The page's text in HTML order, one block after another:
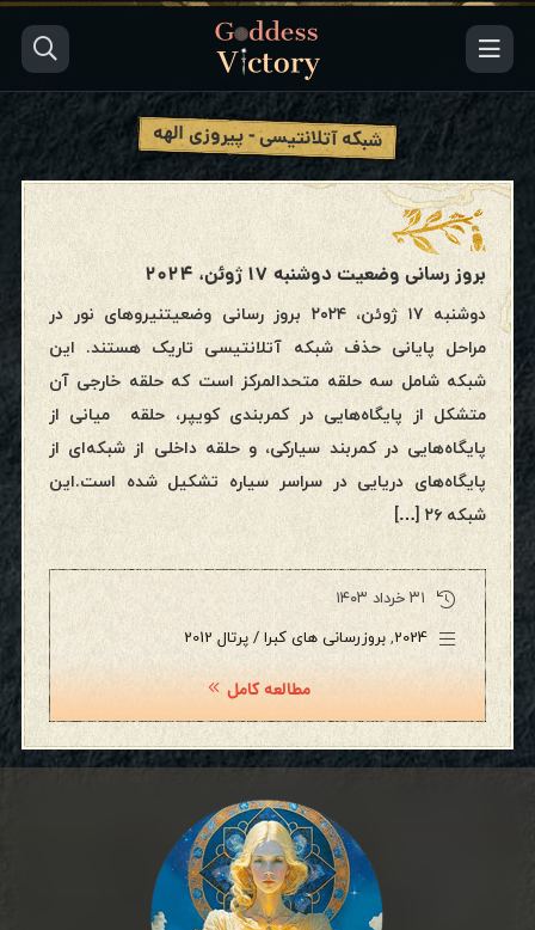
شبکه آتلانتیسی - پیروزی الهه
بروز رسانی وضعیت دوشنبه ۱۷ ژوئن، ۲۰۲۴
دوشنبه ۱۷ ژوئن، ۲۰۲۴ بروز رسانی وضعیتنیروهای نور در
مراحل پایانی حذف شبکه آتلانتیسی تاریک هستند. این
شبکه شامل سه حلقه متحدالمرکز است که حلقه خارجی آن
متشکل از پایگاه‌هایی در کمربندی کویپر، حلقه میانی از
پایگاه‌هایی در کمربند سیارکی، و حلقه داخلی از شبکه‌ای از
پایگاه‌های دریایی در سراسر سیاره تشکيل شده است.این
شبکه ۲۶ […]
۳۱ خرداد ۱۴۰۳
2024
, بروزرسانی های کبرا / پرتال 2012
مطالعه کامل